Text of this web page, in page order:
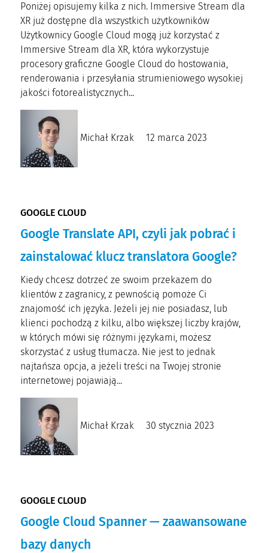
Poniżej opisujemy kilka z nich. Immersive Stream dla
XR już dostępne dla wszystkich użytkowników
Użytkownicy Google Cloud mogą już korzystać z
Immersive Stream dla XR, która wykorzystuje
procesory graficzne Google Cloud do hostowania,
renderowania i przesyłania strumieniowego wysokiej
jakości fotorealistycznych...
Michał Krzak 12 marca 2023
GOOGLE CLOUD
Google Translate API, czyli jak pobrać i
zainstalować klucz translatora Google?
Kiedy chcesz dotrzeć ze swoim przekazem do
klientów z zagranicy, z pewnością pomoże Ci
znajomość ich języka. Jeżeli jej nie posiadasz, lub
klienci pochodzą z kilku, albo większej liczby krajów,
w których mówi się różnymi językami, możesz
skorzystać z usług tłumacza. Nie jest to jednak
najtańsza opcja, a jeżeli treści na Twojej stronie
internetowej pojawiają...
Michał Krzak 30 stycznia 2023
GOOGLE CLOUD
Google Cloud Spanner — zaawansowane
bazy danych